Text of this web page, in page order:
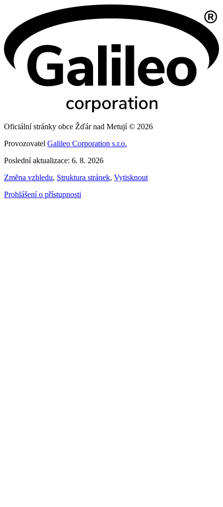
Oficiální stránky obce Žďár nad Metují © 2026
Provozovatel Galileo Corporation s.r.o.
Poslední aktualizace: 6. 8. 2026
Změna vzhledu, Struktura stránek, Vytisknout
Prohlášení o přístupnosti